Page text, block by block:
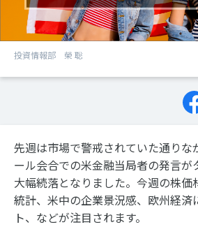
投資情報部 榮 聡
先週は市場で警戒されていた通りな
ール会合での米金融当局者の発言が
大幅続落となりました。今週の株価
統計、米中の企業景況感、欧州経済
ト、などが注目されます。